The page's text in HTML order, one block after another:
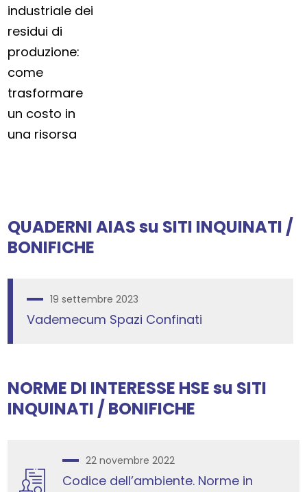
industriale dei
residui di
produzione:
come
trasformare
un costo in
una risorsa
QUADERNI AIASsu SITI INQUINATI /
BONIFICHE
19 settembre 2023
Vademecum Spazi Confinati
NORME DI INTERESSE HSEsu SITI
INQUINATI / BONIFICHE
22 novembre 2022
Codice dell’ambiente. Norme in